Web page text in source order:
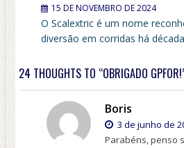
15 DE NOVEMBRO DE 2024
O Scalextric é um nome
diversão em corridas há
24 THOUGHTS TO “OBRIGADO
Boris
3 de junho de
Parabéns, penso